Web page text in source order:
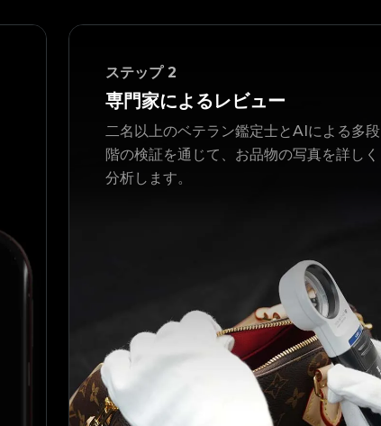
ステップ 2
専門家によるレビュー
二名以上のベテラン鑑定士とAIによる多段
階の検証を通じて、お品物の写真を詳しく
分析します。